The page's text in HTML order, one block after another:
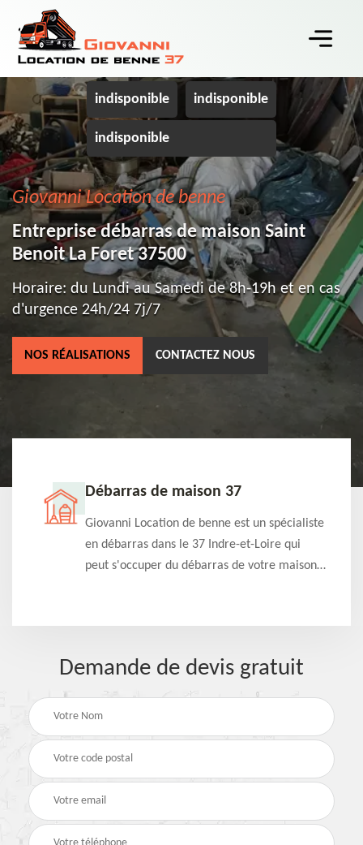
indisponible indisponible
indisponible
Giovanni Location de benne
Entreprise débarras de maison Saint
Benoit La Foret 37500
Horaire: du Lundi au Samedi de 8h-19h et en cas
d'urgence 24h/24 7j/7
NOS RÉALISATIONS CONTACTEZ NOUS
Débarras de maison 37
Giovanni Location de benne est un spécialiste
en débarras dans le 37 Indre-et-Loire qui
peut s'occuper du débarras de votre maison
Demande de devis gratuit